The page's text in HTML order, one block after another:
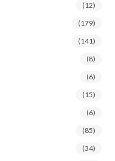
(12)
(179)
(141)
(8)
(6)
(15)
(6)
(85)
(34)